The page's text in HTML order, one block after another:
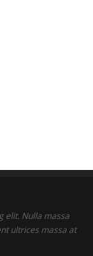
elit. Nulla massa
ultrices massa at